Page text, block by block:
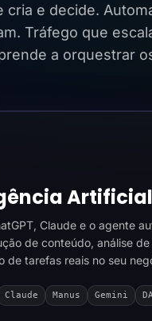
cria e decide.
Tráfego que
a orquestrar
Artificial
Claude e o agente
de conteúdo, análise
de tarefas reais no seu
Claude Manus Gemini